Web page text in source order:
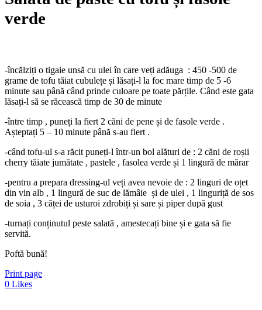
verde
-încălziți o tigaie unsă cu ulei în care veți adăuga : 450 -500 de
grame de tofu tăiat cubulețe și lăsați-l la foc mare timp de 5 -6
minute sau până când prinde culoare pe toate părțile. Când este gata
lăsați-l să se răcească timp de 30 de minute
-între timp , puneți la fiert 2 căni de pene și de fasole verde .
Așteptați 5 – 10 minute până s-au fiert .
-când tofu-ul s-a răcit puneți-l într-un bol alături de : 2 căni de roșii
cherry tăiate jumătate , pastele , fasolea verde și 1 lingură de mărar
-pentru a prepara dressing-ul veți avea nevoie de : 2 linguri de oțet
din vin alb , 1 lingură de suc de lămâie și de ulei , 1 linguriță de sos
de soia , 3 căței de usturoi zdrobiți și sare și piper după gust
-turnați conținutul peste salată , amestecați bine și e gata să fie
servită.
Poftă bună!
Print page
0 Likes